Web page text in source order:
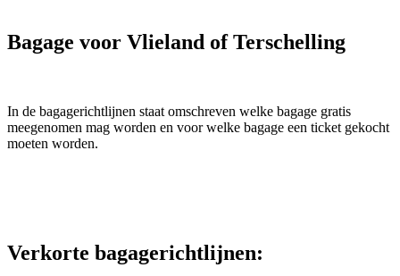
Bagage voor Vlieland of Terschelling
In de bagagerichtlijnen staat omschreven welke bagage gratis
meegenomen mag worden en voor welke bagage een ticket gekocht
moeten worden.
Verkorte bagagerichtlijnen: